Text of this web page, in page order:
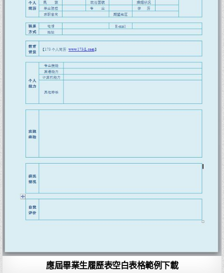
應屆畢業生履歷表空白表格範例下載